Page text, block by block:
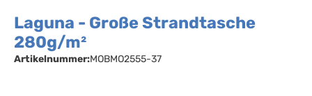
Laguna - Große Strandtasche
280g/m²
Artikelnummer:MOBMO2555-37